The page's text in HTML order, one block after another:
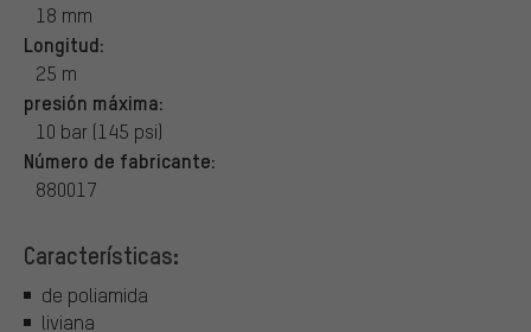
18 mm
Longitud:
25 m
presión máxima:
10 bar (145 psi)
Número de fabricante:
880017
Características:
de poliamida
liviana